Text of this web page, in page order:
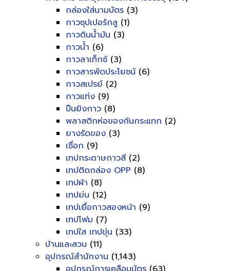
กล่องใส่นามบัตร (3)
กาวซุปเปอร์กลู (1)
กาวดินน้ำมัน (3)
กาวน้ำ (6)
กาวลาเท็กซ์ (3)
กาวสารพัดประโยชน์ (6)
กาวสเปรย์ (2)
กาวแท่ง (9)
ปืนยิงกาว (8)
พลาสติกห่อของกันกระแทก (2)
ยางรัดของ (3)
เชื่อก (9)
เทปกระดาษกาวสี (2)
เทปติดกล่อง OPP (8)
เทปผ้า (8)
เทปย่น (12)
เทปเยื่อกาวสองหน้า (9)
เทปโฟม (7)
เทปใส เทปขุ่น (33)
บ้านและสวน (11)
อุปกรณ์สำนักงาน (1,143)